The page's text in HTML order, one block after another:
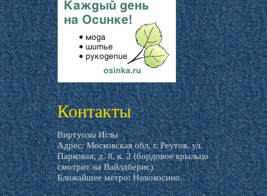
livemaster.ru
Контакты
Виртуозы Иглы
Адрес: Московская обл, г. Реутов, ул.
Парковая, д. 8, к. 2 (бордовое крыльцо
смотрит на Вайлдберис)
Ближайшее метро: Новокосино.